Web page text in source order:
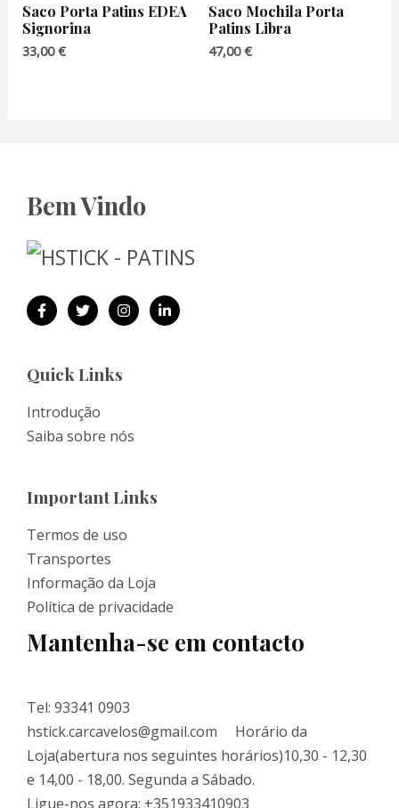
Saco Porta Patins EDEA
Signorina
33,00€
Saco Mochila Porta
Patins Libra
47,00€
Bem Vindo
Quick Links
Introdução
Saiba sobre nós
Important Links
Termos de uso
Transportes
Informação da Loja
Política de privacidade
Mantenha-se em contacto
Tel: 93341 0903
hstick.carcavelos@gmail.com Horário da
Loja(abertura nos seguintes horários)10,30 - 12,30
e 14,00 - 18,00. Segunda a Sábado.
Ligue-nos agora: +351933410903